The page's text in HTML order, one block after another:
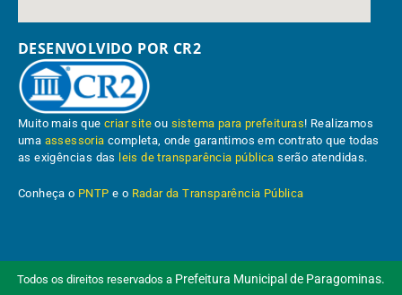
DESENVOLVIDO POR CR2
Muito mais quecriar site ou sistema para prefeituras! Realizamos
uma assessoria completa, onde garantimos em contrato que todas
as exigências das leis de transparência pública serão atendidas.
Conheça o PNTP e o Radar da Transparência Pública
Todos os direitos reservados a Prefeitura Municipal de Paragominas.